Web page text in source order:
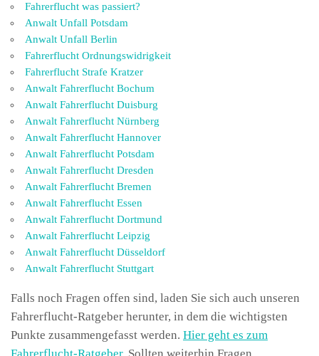
Fahrerflucht was passiert?
Anwalt Unfall Potsdam
Anwalt Unfall Berlin
Fahrerflucht Ordnungswidrigkeit
Fahrerflucht Strafe Kratzer
Anwalt Fahrerflucht Bochum
Anwalt Fahrerflucht Duisburg
Anwalt Fahrerflucht Nürnberg
Anwalt Fahrerflucht Hannover
Anwalt Fahrerflucht Potsdam
Anwalt Fahrerflucht Dresden
Anwalt Fahrerflucht Bremen
Anwalt Fahrerflucht Essen
Anwalt Fahrerflucht Dortmund
Anwalt Fahrerflucht Leipzig
Anwalt Fahrerflucht Düsseldorf
Anwalt Fahrerflucht Stuttgart
Falls noch Fragen offen sind, laden Sie sich auch unseren
Fahrerflucht-Ratgeber herunter, in dem die wichtigsten
Punkte zusammengefasst werden. Hier geht es zum